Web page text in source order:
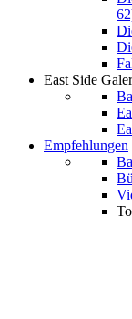
East Side
Empfehlungen